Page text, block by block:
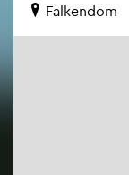
Fal­ken­dom